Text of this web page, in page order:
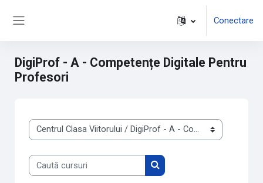
Conectare
DigiProf - A - Competențe Digitale Pentru
Profesori
Categorii curs
Caută cursuri
Caută cursuri